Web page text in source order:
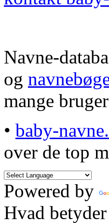
Navne-
og
mange
• baby-
over de top
Powered by
Hvad